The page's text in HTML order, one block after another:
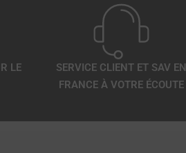
LE
SERVICE CLIENT ET SAV EN
FRANCE À VOTRE ÉCOUTE